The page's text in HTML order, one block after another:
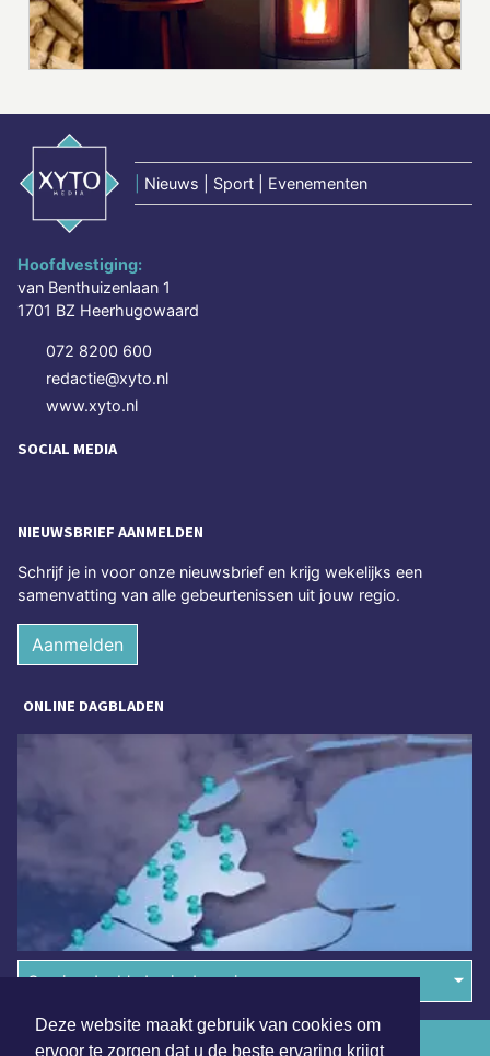
Deze website maakt gebruik van cookies om
ervoor te zorgen dat u de beste ervaring krijgt
Nieuws | Sport | Evenementen
Hoofdvestiging:
van Benthuizenlaan 1
1701 BZ Heerhugowaard
072 8200 600
redactie@xyto.nl
www.xyto.nl
SOCIAL MEDIA
NIEUWSBRIEF AANMELDEN
Schrijf je in voor onze nieuwsbrief en krijg wekelijks een
samenvatting van alle gebeurtenissen uit jouw regio.
Aanmelden
ONLINE DAGBLADEN
Overige dagbladen in de regio
Algemene voorwaarden